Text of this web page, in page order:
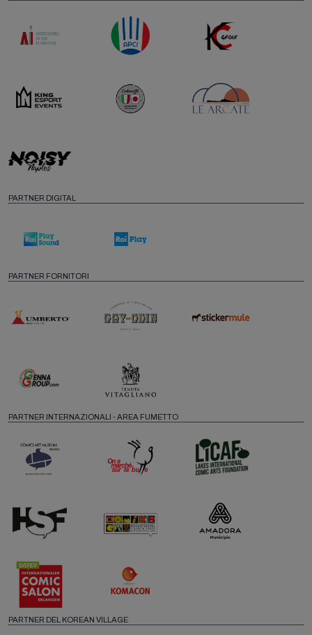
PARTNER DIGITAL
PARTNER FORNITORI
PARTNER INTERNAZIONALI - AREA FUMETTO
PARTNER DEL KOREAN VILLAGE